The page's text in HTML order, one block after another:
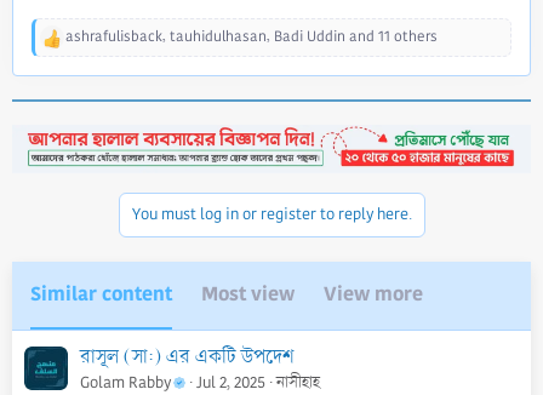
R
t
i
ashrafulisback, tauhidulhasan, Badi Uddin and 11 others
You must log in or register to reply here.
Similar content Most view View more
রাসূল (সা:) এর একটি উপদেশ
Golam Rabby Jul 2, 2025 নাসীহাহ